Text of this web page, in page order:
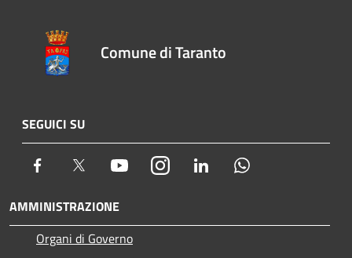
Comune di Taranto
SEGUICI SU
Facebook Twitter YoutubeInstagram LinkedIn
AMMINISTRAZIONE
Organi di Governo